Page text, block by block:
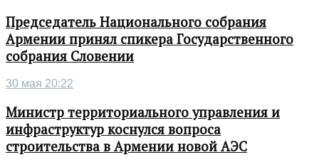
Председатель Национального собрания
Армении принял спикера Государственного
собрания Словении
30 мая 20:22
Министр территориального управления и
инфраструктур коснулся вопроса
строительства в Армении новой АЭС